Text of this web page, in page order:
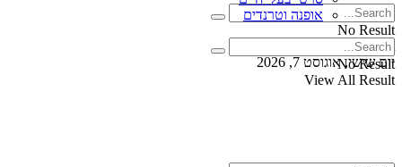
No Result
View All Result
יום שישי, אוגוסט 7, 2026
אופנה וטרנדים
No Result
View All Result